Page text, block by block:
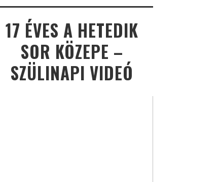
17 ÉVES A HETEDIK
SOR KÖZEPE –
SZÜLINAPI VIDEÓ